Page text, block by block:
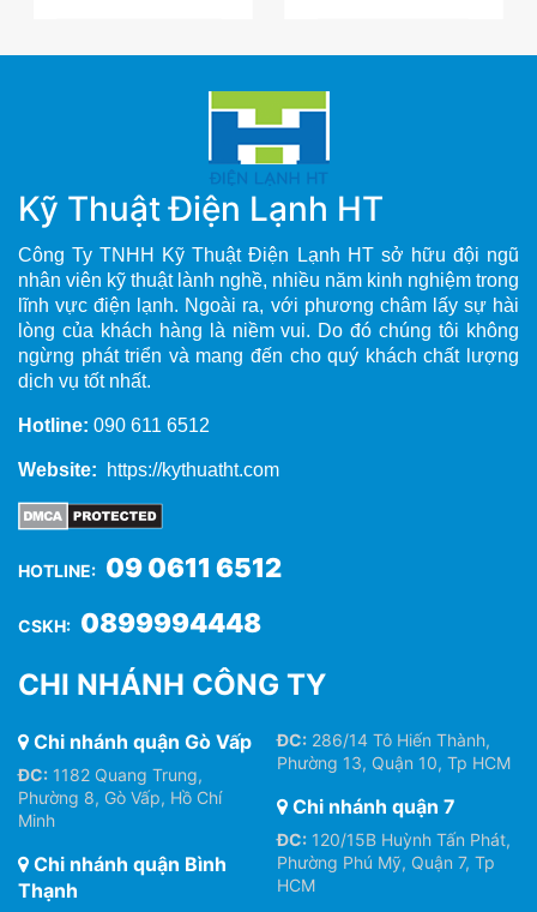
Kỹ Thuật Điện Lạnh HT
Công Ty TNHH Kỹ Thuật Điện Lạnh HT sở hữu đội ngũ
nhân viên kỹ thuật lành nghề, nhiều năm kinh nghiệm trong
lĩnh vực điện lạnh. Ngoài ra, với phương châm lấy sự hài
lòng của khách hàng là niềm vui. Do đó chúng tôi không
ngừng phát triển và mang đến cho quý khách chất lượng
dịch vụ tốt nhất.
Hotline: 090 611 6512
Website: https://kythuatht.com
HOTLINE: 09 0611 6512
CSKH: 0899994448
CHI NHÁNH CÔNG TY
Chi nhánh quận Gò Vấp
ĐC: 1182 Quang Trung,
Phường 8, Gò Vấp, Hồ Chí
Minh
Chi nhánh quận Bình
Thạnh
ĐC: 286/14 Tô Hiến Thành,
Phường 13, Quận 10, Tp HCM
Chi nhánh quận 7
ĐC: 120/15B Huỳnh Tấn Phát,
Phường Phú Mỹ, Quận 7, Tp
HCM